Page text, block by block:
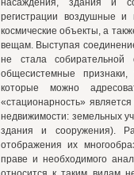
насаждения, здания и
регистрации воздушные и
космические объекты, а
вещам. Выступая
не стала
общесистемные признаки,
которые можно
«стационарность»
недвижимости: земельных
здания и сооружения).
отображения их
праве и необходимого